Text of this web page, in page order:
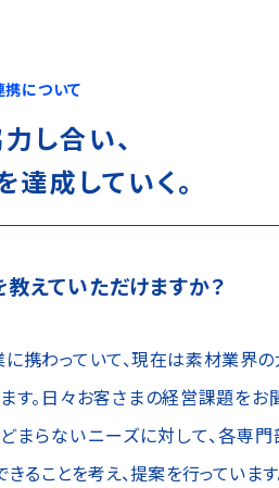
携について
し合い、
達成していく。
教えていただけますか？
携わっていて、現在は素材業界
す。日々お客さまの経営課題をお
まらないニーズに対して、各専
ることを考え、提案を行っています